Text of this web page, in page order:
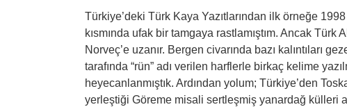
Türkiye’deki Türk Kaya Yazıtlarından ilk örneğe 1998
kısmında ufak bir tamgaya rastlamıştım. Ancak Türk
Norveç’e uzanır. Bergen civarında bazı kalıntıları
tarafında “rün” adı verilen harflerle birkaç kelime
heyecanlanmıştık. Ardından yolum; Türkiye’den
yerleştiği Göreme misali sertleşmiş yanardağ külleri